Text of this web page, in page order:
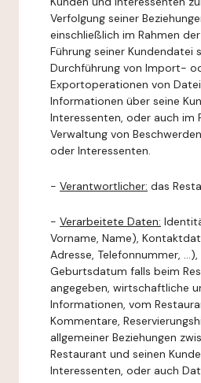
Verfolgung seiner
einschließlich im Rahmen
Führung seiner Kundendatei
Durchführung von Import-
Exportoperationen von
Informationen über seine
Interessenten, oder auch im
Verwaltung von
oder Interessenten.
- Verantwortlicher: das
- Verarbeitete Daten:
Vorname, Name),
Adresse, Telefonnummer,
Geburtsdatum falls beim
angegeben, wirtschaftliche
Informationen, vom
Kommentare,
allgemeiner Beziehungen
Restaurant und seinen
Interessenten, oder auch